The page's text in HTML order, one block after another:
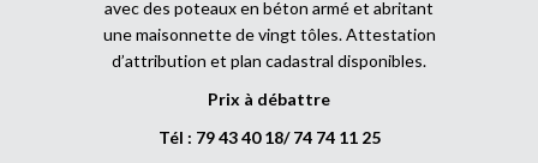
avec des poteaux en béton armé et abritant
une maisonnette de vingt tôles. Attestation
d’attribution et plan cadastral disponibles.
Prix à débattre
Tél : 79 43 40 18/ 74 74 11 25